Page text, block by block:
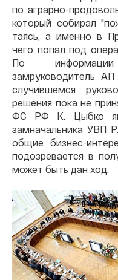
по аграрно-
который собирал
таясь, а именно в
чего попал под
По
замруководитель
случившемся
решения пока не
ФС РФ К. Цыбко
замначальника УВП
общие бизнес-
подозревается в
может быть дан ход.